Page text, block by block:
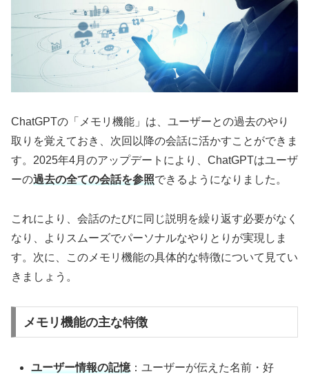
ChatGPTの「メモリ機能」は、ユーザーとの過去のやり
取りを覚えておき、次回以降の会話に活かすことができま
す。2025年4月のアップデートにより、ChatGPTはユーザ
ーの過去の全ての会話を参照できるようになりました。
これにより、会話のたびに同じ説明を繰り返す必要がなく
なり、よりスムーズでパーソナルなやりとりが実現しま
す。次に、このメモリ機能の具体的な特徴について見てい
きましょう。
メモリ機能の主な特徴
ユーザー情報の記憶 ：​ユーザーが伝えた名前・好